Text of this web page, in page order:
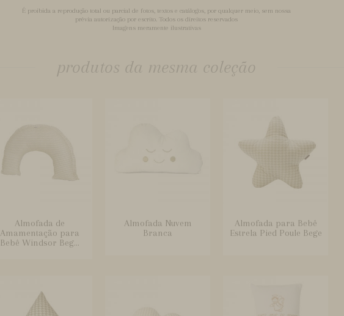
É proibida a reprodução total ou parcial de fotos, textos e catálogos, por qualquer meio, sem nossa
prévia autorização por escrito. Todos os direitos reservados
Imagens meramente ilustrativas
produtos da mesma coleção
Almofada de
Amamentação para
Bebê Windsor Beg...
Almofada Nuvem
Branca
Almofada para Bebê
Estrela Pied Poule Bege